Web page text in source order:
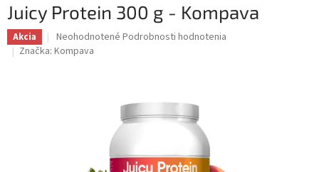
Juicy Protein 300 g - Kompava
Akcia
Priemerné
hodnotenie
Neohodnotené Podrobnosti hodnotenia
Značka: Kompava